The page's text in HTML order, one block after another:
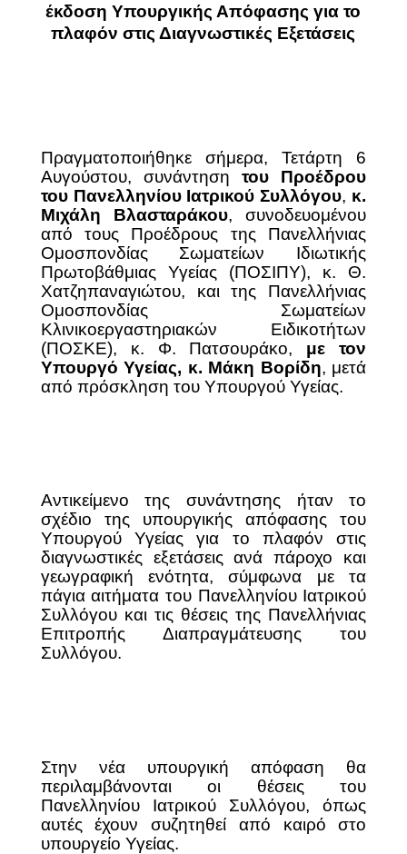
έκδοση Υπουργικής Απόφασης για το
πλαφόν στις Διαγνωστικές Εξετάσεις
Πραγματοποιήθηκε σήμερα, Τετάρτη 6
Αυγούστου, συνάντησητου Προέδρου
του Πανελληνίου Ιατρικού Συλλόγου, κ.
Μιχάλη Βλασταράκου, συνοδευομένου
από τους Προέδρους της Πανελλήνιας
Ομοσπονδίας Σωματείων Ιδιωτικής
Πρωτοβάθμιας Υγείας (ΠΟΣΙΠΥ), κ. Θ.
Χατζηπαναγιώτου, και της Πανελλήνιας
Ομοσπονδίας Σωματείων
Κλινικοεργαστηριακών Ειδικοτήτων
(ΠΟΣΚΕ), κ. Φ. Πατσουράκο, με τον
Υπουργό Υγείας, κ. Μάκη Βορίδη, μετά
από πρόσκληση του Υπουργού Υγείας.
Αντικείμενο της συνάντησης ήταν το
σχέδιο της υπουργικής απόφασης του
Υπουργού Υγείας για το πλαφόν στις
διαγνωστικές εξετάσεις ανά πάροχο και
γεωγραφική ενότητα, σύμφωνα με τα
πάγια αιτήματα του Πανελληνίου Ιατρικού
Συλλόγου και τις θέσεις της Πανελλήνιας
Επιτροπής Διαπραγμάτευσης του
Συλλόγου.
Στην νέα υπουργική απόφαση θα
περιλαμβάνονται οι θέσεις του
Πανελληνίου Ιατρικού Συλλόγου, όπως
αυτές έχουν συζητηθεί από καιρό στο
υπουργείο Υγείας.